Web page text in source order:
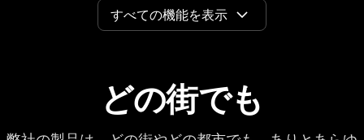
との財務データ
すべての機能を表示
どの街でも